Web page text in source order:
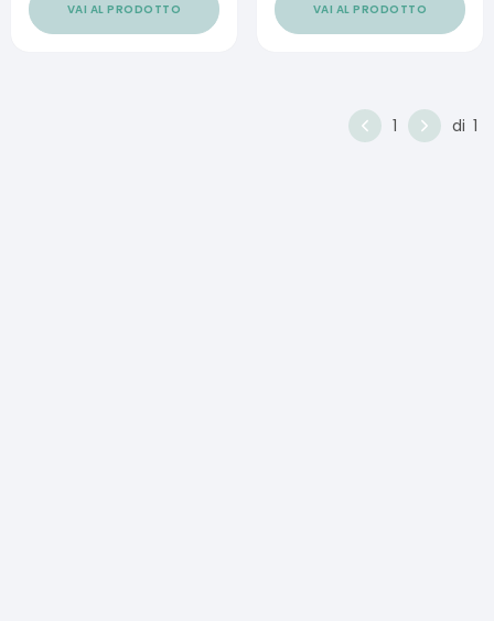
VAI AL PRODOTTO VAI AL PRODOTTO
1 di 1